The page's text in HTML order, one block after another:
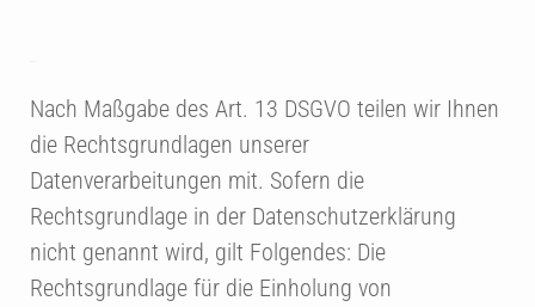
Nach Maßgabe des Art. 13 DSGVO teilen wir Ihnen
die Rechtsgrundlagen unserer
Datenverarbeitungen mit. Sofern die
Rechtsgrundlage in der Datenschutzerklärung
nicht genannt wird, gilt Folgendes: Die
Rechtsgrundlage für die Einholung von